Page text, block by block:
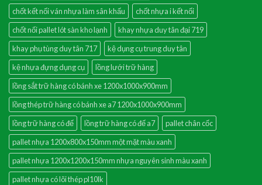
chốt kết nối ván nhựa làm sân khấu
chốt nhựa i kết nối
chốt nối pallet lót sàn kho lạnh
khay nhựa duy tân đại 719
khay phụ tùng duy tân 717
kệ dụng cụ trung duy tân
kệ nhựa đựng dụng cụ
lồng lưới trữ hàng
lồng sắt trữ hàng có bánh xe 1200x1000x900mm
lồng thép trữ hàng có bánh xe a7 1200x1000x900mm
lồng trữ hàng có đế
lồng trữ hàng có đế a7
pallet chân cốc
pallet nhựa 1200x800x150mm một mặt màu xanh
pallet nhựa 1200x1200x150mm nhựa nguyên sinh màu xanh
pallet nhựa có lõi thép pl10lk